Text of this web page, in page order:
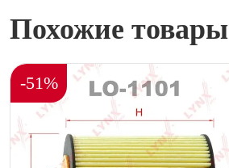
Похожие товары
-51%